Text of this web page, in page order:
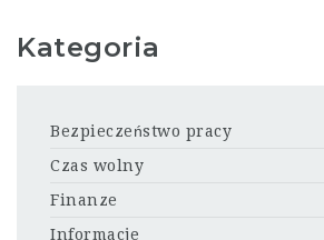
Kategoria
Bezpieczeństwo pracy
Czas wolny
Finanze
Informacje